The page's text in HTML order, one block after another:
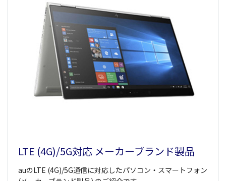
LTE (4G)/5G対応 メーカーブランド製品
auのLTE (4G)/5G通信に対応したパソコン・スマートフォン